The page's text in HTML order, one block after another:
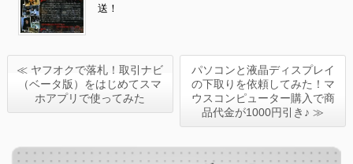
送！
≪ ヤフオクで落札！取引ナビ
（ベータ版）をはじめてスマ
ホアプリで使ってみた
パソコンと液晶ディスプレイ
の下取りを依頼してみた！マ
ウスコンピューター購入で商
品代金が1000円引き♪ ≫